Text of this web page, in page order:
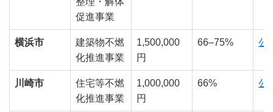
促進事業
横浜市
建築物不燃
化推進事業
1,500,000
円
66–75% 公
川崎市
住宅等不燃
化推進事業
1,000,000
円
66% 公